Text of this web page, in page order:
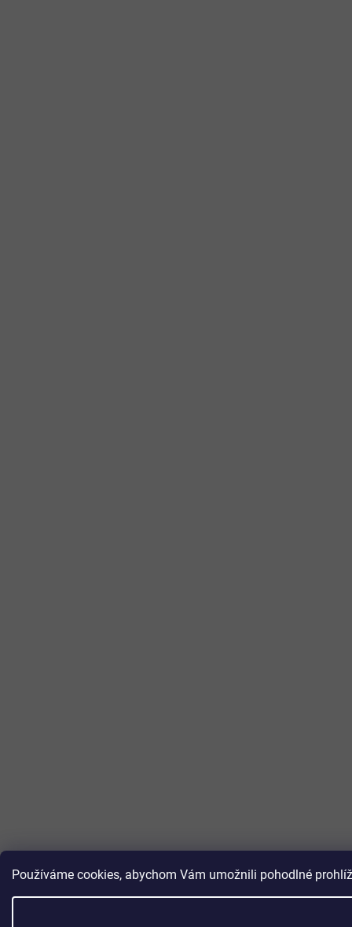
Používáme cookies, abychom Vám umožnili pohodlné